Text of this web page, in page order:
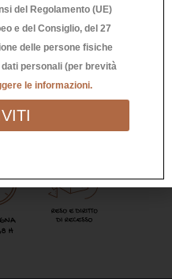
€
del Regolamento (UE)
e del Consiglio, del 27
delle persone fisiche
personali (per brevità
le informazioni.